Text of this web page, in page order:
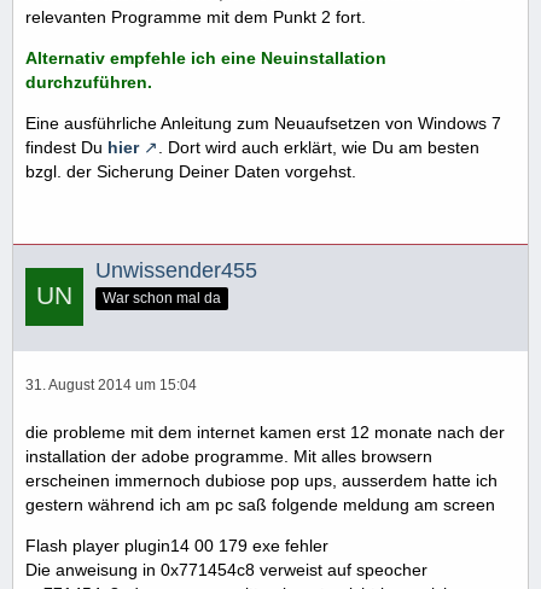
relevanten Programme mit dem Punkt 2 fort.
Alternativ empfehle ich eine Neuinstallation
durchzuführen.
Eine ausführliche Anleitung zum Neuaufsetzen von Windows 7
findest Du hier
. Dort wird auch erklärt, wie Du am besten
bzgl. der Sicherung Deiner Daten vorgehst.
Unwissender455
War schon mal da
31. August 2014 um 15:04
die probleme mit dem internet kamen erst 12 monate nach der
installation der adobe programme. Mit alles browsern
erscheinen immernoch dubiose pop ups, ausserdem hatte ich
gestern während ich am pc saß folgende meldung am screen
Flash player plugin14 00 179 exe fehler
Die anweisung in 0x771454c8 verweist auf speocher